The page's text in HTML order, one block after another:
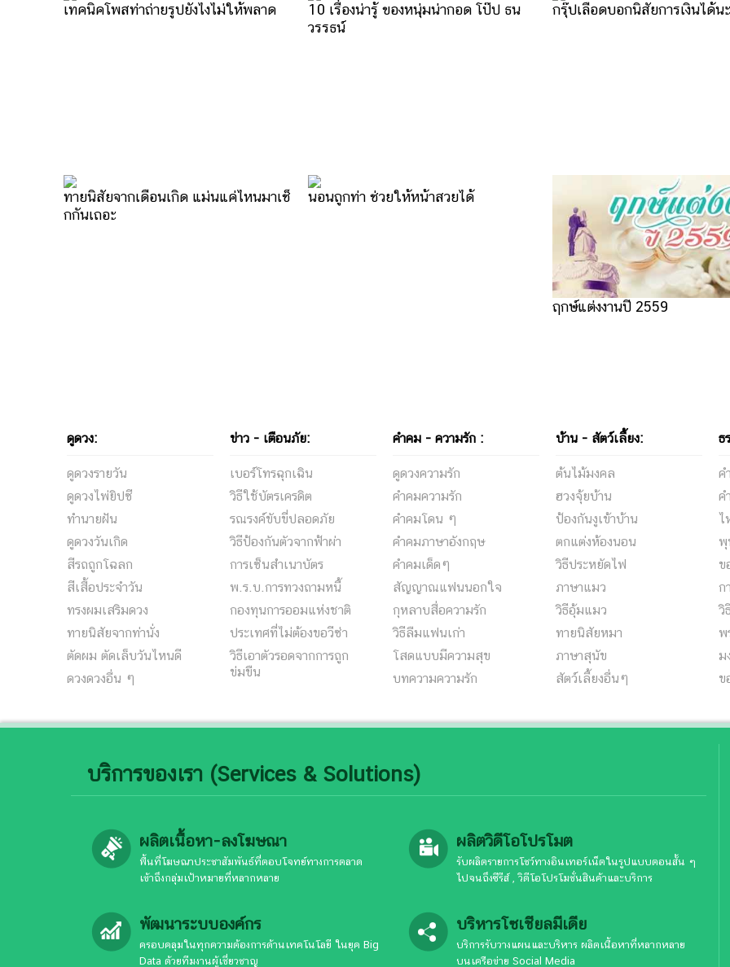
เทคนิคโพสท่าถ่ายรูปยังไงไม่ให้พลาด
10 เรื่องน่ารู้ ของหนุ่มน่ากอด โป๊ป ธน
วรรธน์
กรุ๊ปเลือดบอกนิสัยการเงินได้นะ
ทายนิสัยจากเดือนเกิด แม่นแค่ไหนมาเช็
กกันเถอะ
นอนถูกท่า ช่วยให้หน้าสวยได้
ฤกษ์แต่งงานปี 2559
ดูดวง:
ดูดวงรายวัน
ดูดวงไพ่ยิปซี
ทำนายฝัน
ดูดวงวันเกิด
สีรถถูกโฉลก
สีเสื้อประจำวัน
ทรงผมเสริมดวง
ทายนิสัยจากท่านั่ง
ตัดผม ตัดเล็บวันไหนดี
ดวงดวงอื่น ๆ
ข่าว - เตือนภัย:
เบอร์โทรฉุกเฉิน
วิธีใช้บัตรเครดิต
รณรงค์ขับขี่ปลอดภัย
วิธีป้องกันตัวจากฟ้าผ่า
การเซ็นสําเนาบัตร
พ.ร.บ.การทวงถามหนี้
กองทุนการออมแห่งชาติ
ประเทศที่ไม่ต้องขอวีซ่า
วิธีเอาตัวรอดจากการถูก
ข่มขืน
คำคม - ความรัก :
ดูดวงความรัก
คําคมความรัก
คําคมโดน ๆ
คําคมภาษาอังกฤษ
คําคมเด็ดๆ
สัญญาณแฟนนอกใจ
กุหลาบสื่อความรัก
วิธีลืมแฟนเก่า
โสดแบบมีความสุข
บทความความรัก
บ้าน - สัตว์เลี้ยง:
ต้นไม้มงคล
ฮวงจุ้ยบ้าน
ป้องกันงูเข้าบ้าน
ตกแต่งห้องนอน
วิธีประหยัดไฟ
ภาษาแมว
วิธีอุ้มแมว
ทายนิสัยหมา
ภาษาสุนัข
สัตว์เลี้ยงอื่นๆ
ธ
ค
ค
ไ
พุ
ข
ก
วิ
พ
ม
ข
บริการของเรา (Services & Solutions)
ผลิตเนื้อหา-ลงโฆษณา
พื้นที่โฆษณาประชาสัมพันธ์ที่ตอบโจทย์ทางการตลาด
เข้าถึงกลุ่มเป้าหมายที่หลากหลาย
ผลิตวิดีโอโปรโมต
รับผลิตรายการโชว์ทางอินเทอร์เน็ตในรูปแบบตอนสั้น ๆ
ไปจนถึงซีรีส์ , วิดีโอโปรโมชั่นสินค้าและบริการ
พัฒนาระบบองค์กร
ครอบคลุมในทุกความต้องการด้านเทคโนโลยี ในยุค Big
Data ด้วยทีมงานผู้เชี่ยวชาญ
บริหารโซเชียลมีเดีย
บริการรับวางแผนและบริหาร ผลิตเนื้อหาที่หลากหลาย
บนเครือข่าย Social Media